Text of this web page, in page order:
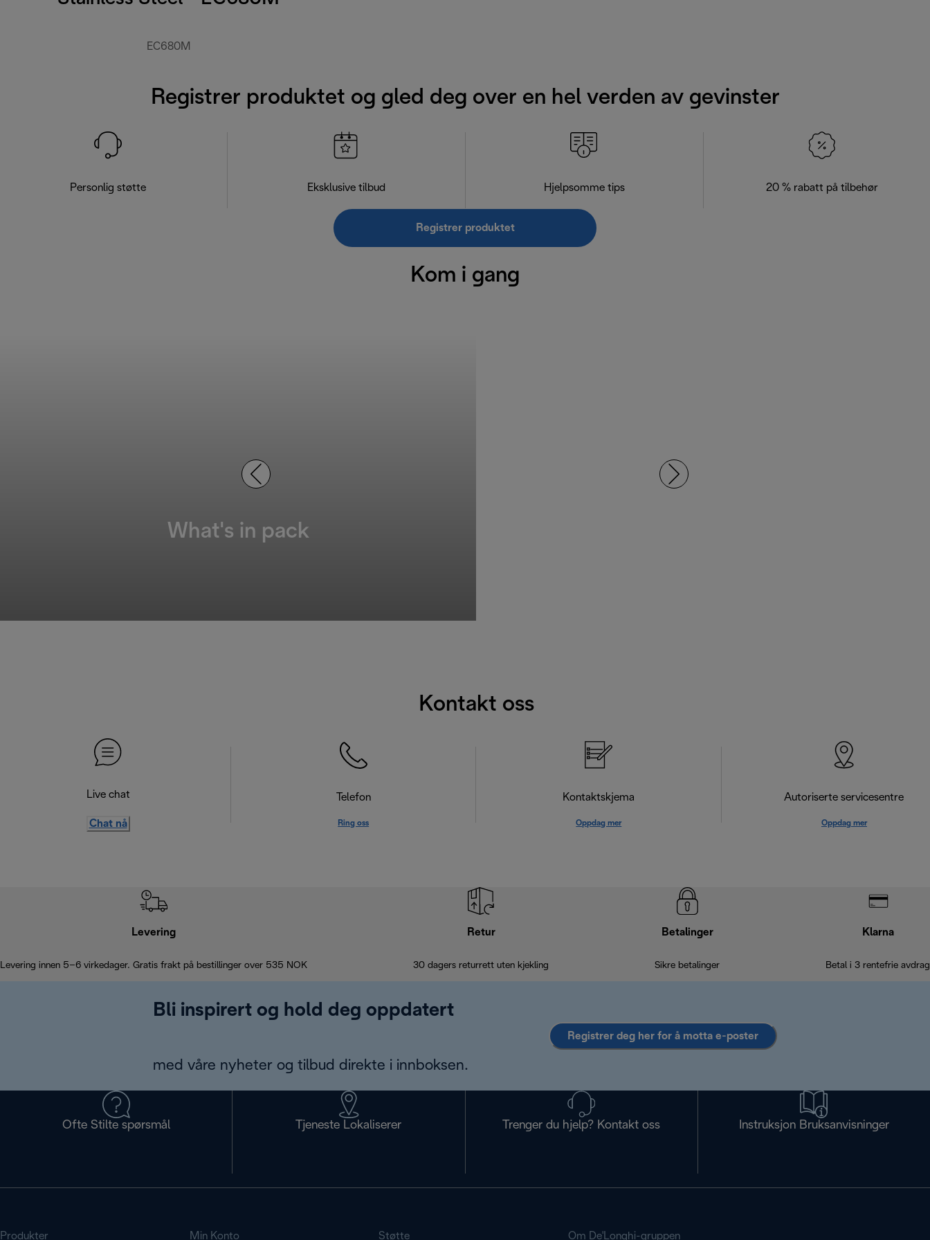
EC680M
Registrer produktet og gled deg over en hel verden av gevinster
Personlig støtte Eksklusive tilbud Hjelpsomme tips 20 % rabatt på tilbehør
Registrer produktet
Kom i gang
What's in pack
Kontakt oss
Live chat
Chat nå
Telefon
Ring oss
Kontaktskjema
Oppdag mer
Autoriserte servicesentre
Oppdag mer
Levering
Levering innen 5–6 virkedager. Gratis frakt på bestillinger over 535 NOK
Retur
30 dagers returrett uten kjekling
Betalinger
Sikre betalinger
Klarna
Betal i 3 rentefrie avdrag
Bli inspirert og hold deg oppdatert
med våre nyheter og tilbud direkte i innboksen.
Registrer deg her for å motta e-poster
Ofte Stilte spørsmål Tjeneste Lokaliserer Trenger du hjelp? Kontakt oss Instruksjon Bruksanvisninger
Produkter Min Konto Støtte Om De'Longhi-gruppen